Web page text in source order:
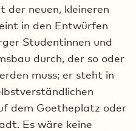
der neuen, kleineren
in den Entwürfen
Studentinnen und
durch, der so oder
muss; er steht in
dem Goetheplatz oder
Es wäre keine